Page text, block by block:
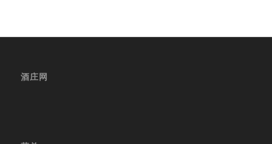
酒庄网